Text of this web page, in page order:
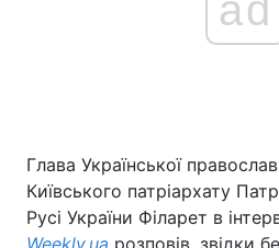
Глава Української
Київського патріархату
Русі України Філарет в
Weekly.ua розповів, звідки